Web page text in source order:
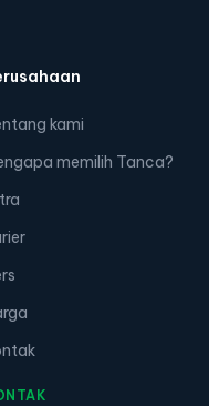
kami
memilih Tanca?